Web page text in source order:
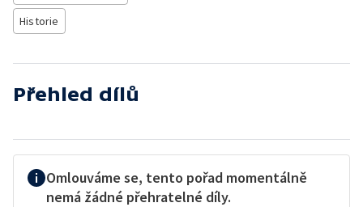
Historie
Přehled dílů
Omlouváme se, tento pořad momentálně
nemá žádné přehratelné díly.